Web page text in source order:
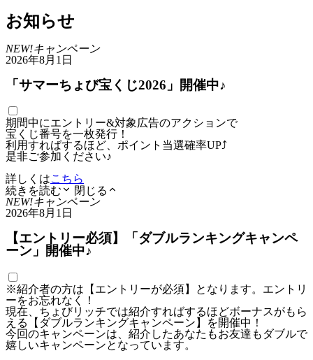
お知らせ
NEW!キャンペーン
2026年8月1日
「サマーちょび宝くじ2026」開催中♪
期間中にエントリー&対象広告のアクションで
宝くじ番号を一枚発行！
利用すればするほど、ポイント当選確率UP⤴
是非ご参加ください♪
詳しくはこちら
続きを読む
閉じる
NEW!キャンペーン
2026年8月1日
【エントリー必須】「ダブルランキングキャンペ
ーン」開催中♪
※紹介者の方は【エントリーが必須】となります。エントリ
ーをお忘れなく！
現在、ちょびリッチでは紹介すればするほどボーナスがもら
える【ダブルランキングキャンペーン】を開催中！
今回のキャンペーンは、紹介したあなたもお友達もダブルで
嬉しいキャンペーンとなっています。